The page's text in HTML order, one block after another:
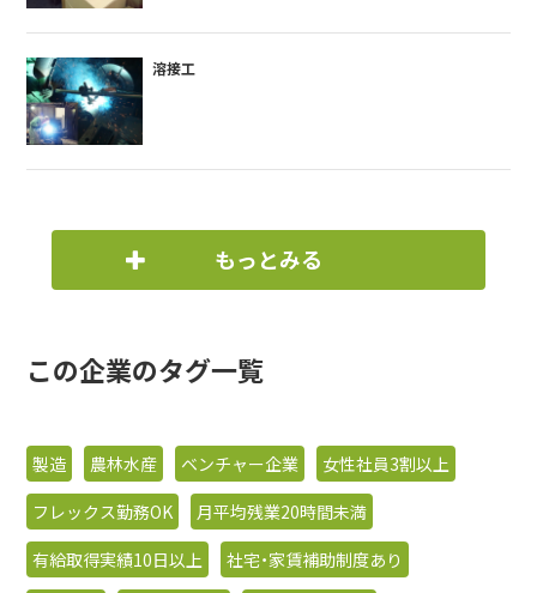
溶接工
もっとみる
この企業のタグ一覧
製造 農林水産 ベンチャー企業
女性社員3割以上
フレックス勤務OK
月平均残業20時間未満
有給取得実績10日以上
社宅・家賃補助制度あり